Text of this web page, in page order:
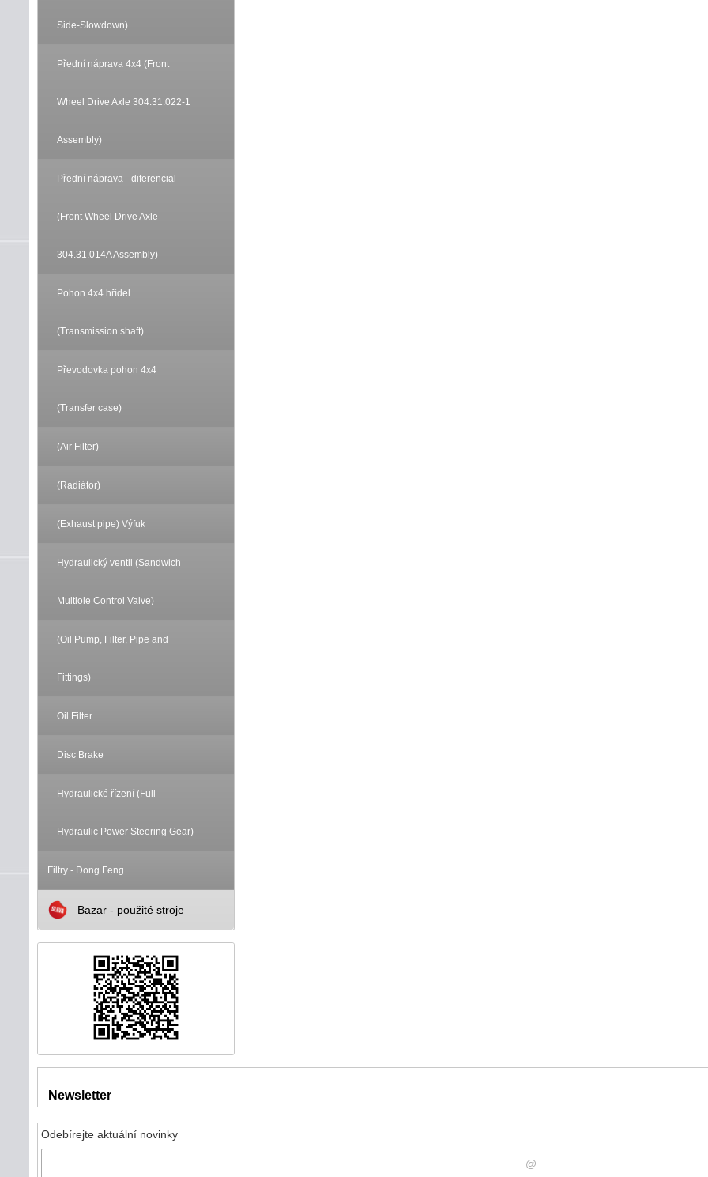
Side-Slowdown)
Přední náprava 4x4 (Front
Wheel Drive Axle 304.31.022-1
Assembly)
Přední náprava - diferencial
(Front Wheel Drive Axle
304.31.014A Assembly)
Pohon 4x4 hřídel
(Transmission shaft)
Převodovka pohon 4x4
(Transfer case)
(Air Filter)
(Radiátor)
(Exhaust pipe) Výfuk
Hydraulický ventil (Sandwich
Multiole Control Valve)
(Oil Pump, Filter, Pipe and
Fittings)
Oil Filter
Disc Brake
Hydraulické řízení (Full
Hydraulic Power Steering Gear)
Filtry - Dong Feng
Bazar - použité stroje
Newsletter
Odebírejte aktuální novinky